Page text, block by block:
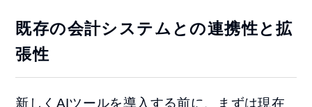
既存の会計システムとの連携性と拡
張性
新しくAIツールを導入する前に、まずは現在